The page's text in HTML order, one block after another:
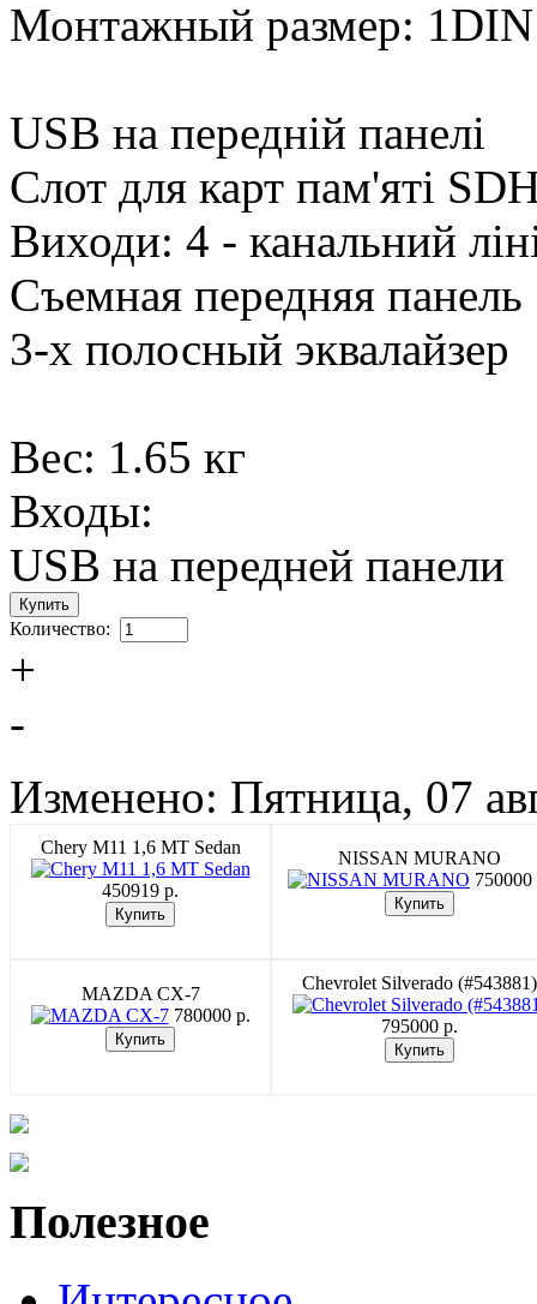
Монтажный размер: 1DIN
USB на передній панелі
Слот для карт пам'яті
Виходи: 4 - канальний
Съемная передняя панель
3-х полосный эквалайзер
Вес: 1.65 кг
Входы:
USB на передней панели
Количество:
+
-
Изменено: Пятница, 07
Chery M11 1,6 MT Sedan
450919 p.
NISSAN MURANO
750000
MAZDA CX-7
780000 p.
Chevrolet Silverado (#543881)
795000 p.
Полезное